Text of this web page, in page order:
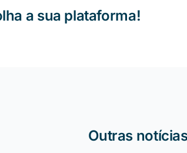
a sua plataforma!
Outras